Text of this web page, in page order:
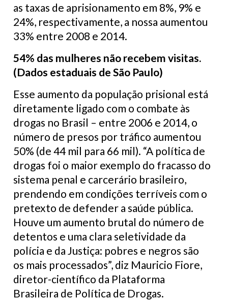
as taxas de aprisionamento em 8%, 9% e
24%, respectivamente, a nossa aumentou
33% entre 2008 e 2014.
54% das mulheres não recebem visitas.
(Dados estaduais de São Paulo)
Esse aumento da população prisional está
diretamente ligado com o combate às
drogas no Brasil – entre 2006 e 2014, o
número de presos por tráfico aumentou
50% (de 44 mil para 66 mil). “A política de
drogas foi o maior exemplo do fracasso do
sistema penal e carcerário brasileiro,
prendendo em condições terríveis com o
pretexto de defender a saúde pública.
Houve um aumento brutal do número de
detentos e uma clara seletividade da
polícia e da Justiça: pobres e negros são
os mais processados”, diz Mauricio Fiore,
diretor-científico da Plataforma
Brasileira de Política de Drogas.